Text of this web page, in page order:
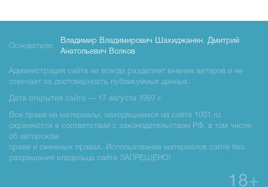
Основатели:
Владимир Владимирович Шахиджанян, Дмитрий
Анатольевич Волков
Администрация сайта не всегда разделяет мнения авторов и не
отвечает за достоверность публикуемых данных.
Дата открытия сайта — 17 августа 1997 г.
Все права на материалы, находящиемся на сайте 1001.ru,
охраняются в соответствии с законодательством РФ, в том числе,
об авторском
праве и смежных правах. Использование материалов сайте без
разрешения владельца сайта ЗАПРЕЩЕНО!
18+